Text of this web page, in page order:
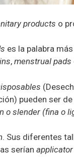
products o
es la palabra
, menstrual pads
pueden ser
o slender (fina o
. Sus diferentes
serían applicator